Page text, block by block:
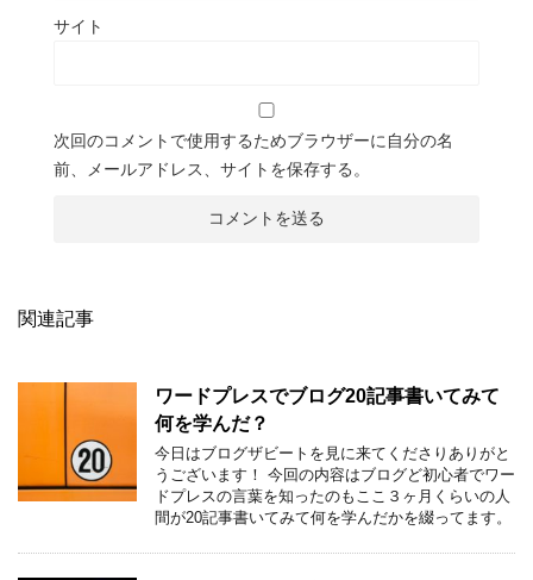
サイト
次回のコメントで使用するためブラウザーに自分の名
前、メールアドレス、サイトを保存する。
関連記事
ワードプレスでブログ20記事書いてみて
何を学んだ？
今日はブログザビートを見に来てくださりありがと
うございます！ 今回の内容はブログど初心者でワー
ドプレスの言葉を知ったのもここ３ヶ月くらいの人
間が20記事書いてみて何を学んだかを綴ってます。